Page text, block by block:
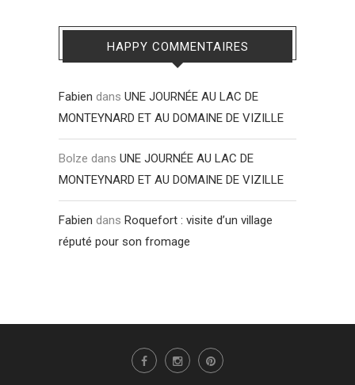
HAPPY COMMENTAIRES
Fabien dans UNE JOURNÉE AU LAC DE
MONTEYNARD ET AU DOMAINE DE VIZILLE
Bolze dans UNE JOURNÉE AU LAC DE
MONTEYNARD ET AU DOMAINE DE VIZILLE
Fabien dans Roquefort : visite d’un village
réputé pour son fromage